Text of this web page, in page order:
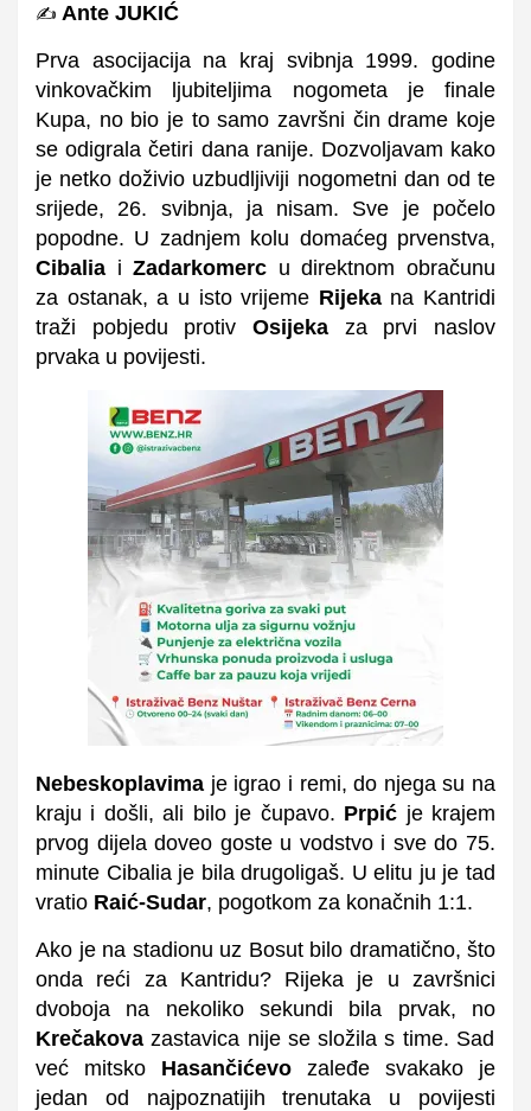
✍️ Ante JUKIĆ
Prva asocijacija na kraj svibnja 1999. godine
vinkovačkim ljubiteljima nogometa je finale
Kupa, no bio je to samo završni čin drame koje
se odigrala četiri dana ranije. Dozvoljavam kako
je netko doživio uzbudljiviji nogometni dan od te
srijede, 26. svibnja, ja nisam. Sve je počelo
popodne. U zadnjem kolu domaćeg prvenstva,
Cibalia iZadarkomerc u direktnom obračunu
za ostanak, a u isto vrijeme Rijekana Kantridi
traži pobjedu protiv Osijeka za prvi naslov
prvaka u povijesti.
Nebeskoplavima je igrao i remi, do njega su na
kraju i došli, ali bilo je čupavo. Prpić je krajem
prvog dijela doveo goste u vodstvo i sve do 75.
minute Cibalia je bila drugoligaš. U elitu ju je tad
vratio Raić-Sudar, pogotkom za konačnih 1:1.
Ako je na stadionu uz Bosut bilo dramatično, što
onda reći za Kantridu? Rijeka je u završnici
dvoboja na nekoliko sekundi bila prvak, no
Krečakova zastavica nije se složila s time. Sad
već mitsko Hasančićevo zaleđe svakako je
jedan od najpoznatijih trenutaka u povijesti